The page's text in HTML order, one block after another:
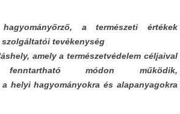
hagyományőrző, a természeti értékek
tevékenység
amely a természetvédelem céljaival
fenntartható módon működik,
helyi hagyományokra és alapanyagokra